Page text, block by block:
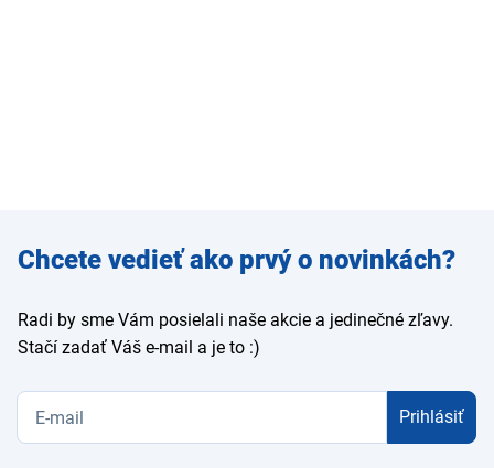
Zadajte
e-mail
Chcete vedieť ako prvý o novinkách?
Radi by sme Vám posielali naše akcie a jedinečné zľavy.
Stačí zadať Váš e-mail a je to :)
Prihlásiť